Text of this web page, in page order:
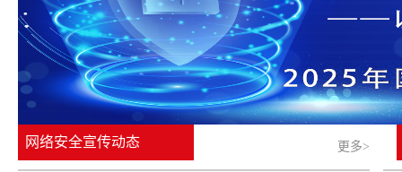
网络安全宣传动态 更多>